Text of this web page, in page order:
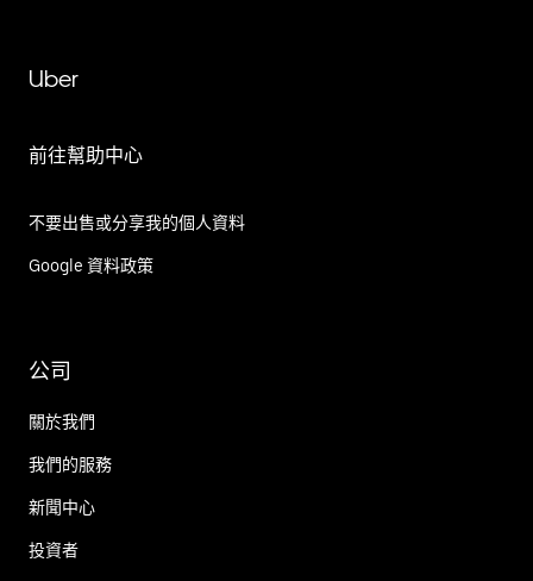
Uber
前往幫助中心
不要出售或分享我的個人資料
Google 資料政策
公司
關於我們
我們的服務
新聞中心
投資者